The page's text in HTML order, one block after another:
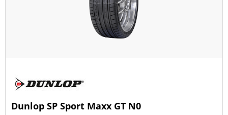
Dunlop SP Sport Maxx GT N0